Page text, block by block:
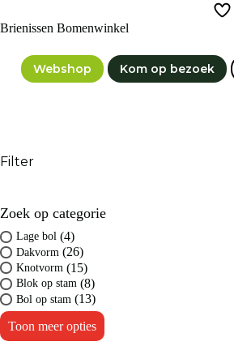
naar
de
Brienissen Bomenwinkel
Webshop Kom op bezoek
Filter
Zoek op categorie
Lage bol (4)
Dakvorm (26)
Knotvorm (15)
Blok op stam (8)
Bol op stam (13)
Toon meer opties